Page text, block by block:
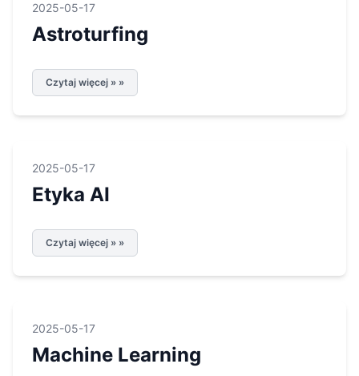
2025-05-17
Astroturfing
Czytaj więcej » »
2025-05-17
Etyka AI
Czytaj więcej » »
2025-05-17
Machine Learning